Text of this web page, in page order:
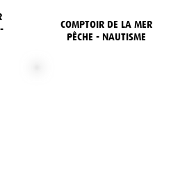
COMPTOIR DE LA MER
PÊCHE - NAUTISME